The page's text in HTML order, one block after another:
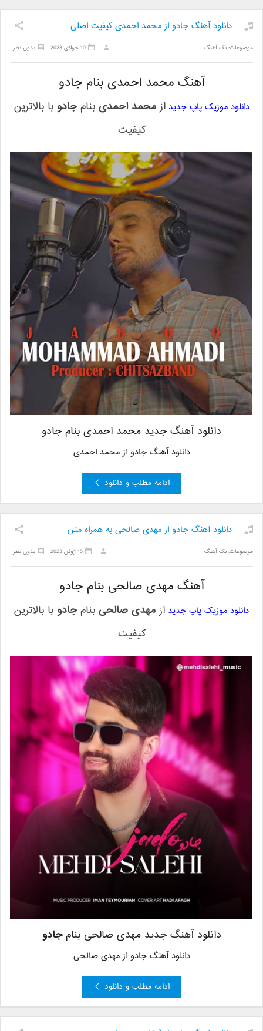
دانلود آهنگ جادو از محمد احمدی کیفیت اصلی
موضوعات:تک آهنگ بدون نظر 10 جولای 2023
آهنگ محمد احمدی بنام جادو
دانلود موزیک پاپ جدید ازمحمد احمدیبنامجادوبا بالاترین
کیفیت
دانلود آهنگ جدید محمد احمدی بنام جادو
دانلود آهنگ جادو از محمد احمدی
ادامه مطلب و دانلود
دانلود آهنگ جادو از مهدی صالحی به همراه متن
موضوعات:تک آهنگ بدون نظر 15 ژوئن 2023
آهنگ مهدی صالحی بنام جادو
دانلود موزیک پاپ جدید از مهدی صالحی بنامجادو با بالاترین
کیفیت
دانلود آهنگ جدید مهدی صالحی بنامجادو
دانلود آهنگ جادو از مهدی صالحی
ادامه مطلب و دانلود